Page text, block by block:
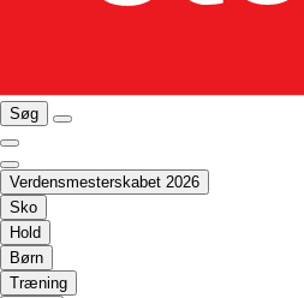
Søg
Verdensmesterskabet 2026
Sko
Hold
Børn
Træning